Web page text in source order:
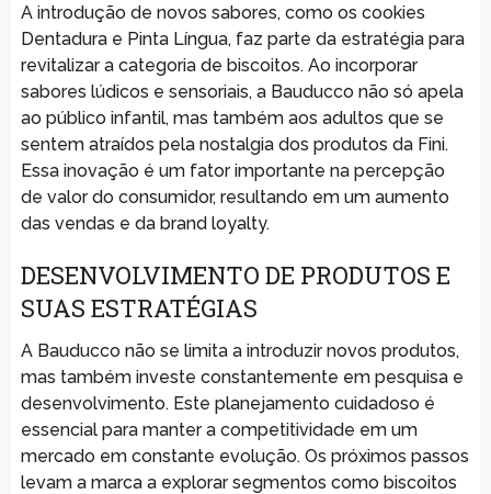
A introdução de novos sabores, como os cookies
Dentadura e Pinta Língua, faz parte da estratégia para
revitalizar a categoria de biscoitos. Ao incorporar
sabores lúdicos e sensoriais, a Bauducco não só apela
ao público infantil, mas também aos adultos que se
sentem atraídos pela nostalgia dos produtos da Fini.
Essa inovação é um fator importante na percepção
de valor do consumidor, resultando em um aumento
das vendas e da brand loyalty.
DESENVOLVIMENTO DE PRODUTOS E
SUAS ESTRATÉGIAS
A Bauducco não se limita a introduzir novos produtos,
mas também investe constantemente em pesquisa e
desenvolvimento. Este planejamento cuidadoso é
essencial para manter a competitividade em um
mercado em constante evolução. Os próximos passos
levam a marca a explorar segmentos como biscoitos